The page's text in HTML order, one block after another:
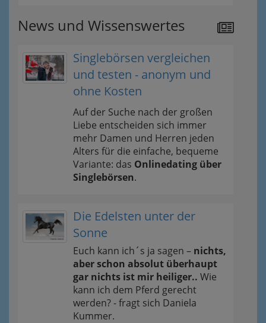
News und Wissenswertes
Singlebörsen vergleichen
und testen - anonym und
ohne Kosten
Auf der Suche nach der großen
Liebe entscheiden sich immer
mehr Damen und Herren jeden
Alters für die einfache, bequeme
Variante: das Onlinedating über
Singlebörsen.
Die Edelsten unter der
Sonne
Euch kann ich´s ja sagen – nichts,
aber schon absolut überhaupt
gar nichts ist mir heiliger.. Wie
kann ich dem Pferd gerecht
werden? - fragt sich Daniela
Kummer.